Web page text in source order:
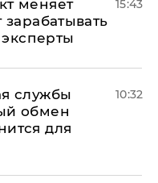
меняет
эксперты
15:43
службы
обмен
для
10:32